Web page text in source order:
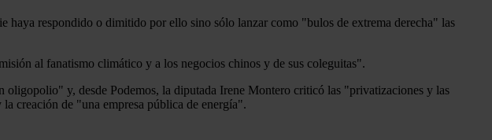
haya respondido o dimitido por ello sino sólo lanzar como "bulos de extrema derecha" las
al fanatismo climático y a los negocios chinos y de sus coleguitas".
oligopolio" y, desde Podemos, la diputada Irene Montero criticó las "privatizaciones y las
creación de "una empresa pública de energía".